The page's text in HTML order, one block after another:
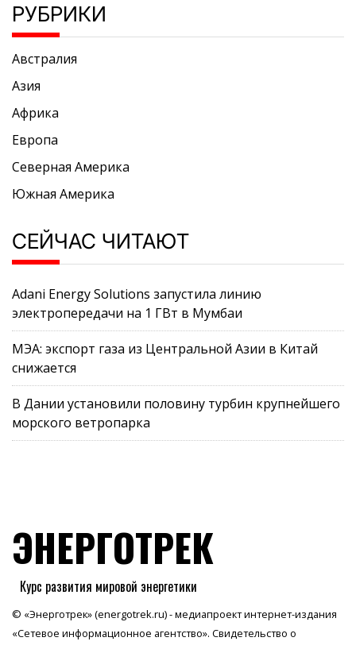
РУБРИКИ
Австралия
Азия
Африка
Европа
Северная Америка
Южная Америка
СЕЙЧАС ЧИТАЮТ
Adani Energy Solutions запустила линию
электропередачи на 1 ГВт в Мумбаи
МЭА: экспорт газа из Центральной Азии в Китай
снижается
В Дании установили половину турбин крупнейшего
морского ветропарка
ЭНЕРГОТРЕК
Курс развития мировой энергетики
© «Энерготрек» (energotrek.ru) - медиапроект интернет-издания
«Сетевое информационное агентство». Свидетельство о